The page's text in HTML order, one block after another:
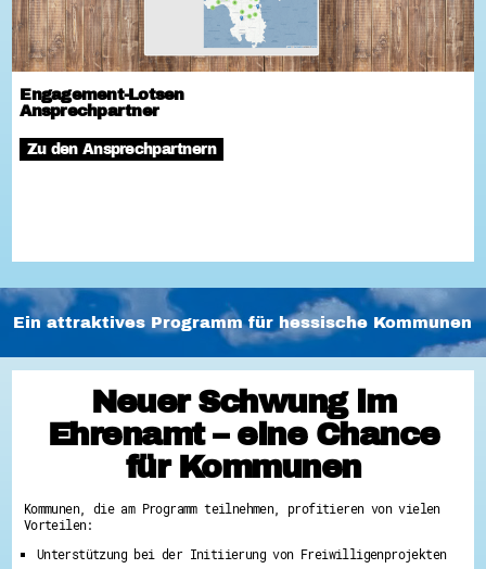
Engagement-Lotsen
Ansprechpartner
Zu den Ansprechpartnern
Ein attraktives Programm für hessische Kommunen
Neuer Schwung im
Ehrenamt – eine Chance
für Kommunen
Kommunen, die am Programm teilnehmen, profitieren von vielen
Vorteilen:
Unterstützung bei der Initiierung von Freiwilligenprojekten